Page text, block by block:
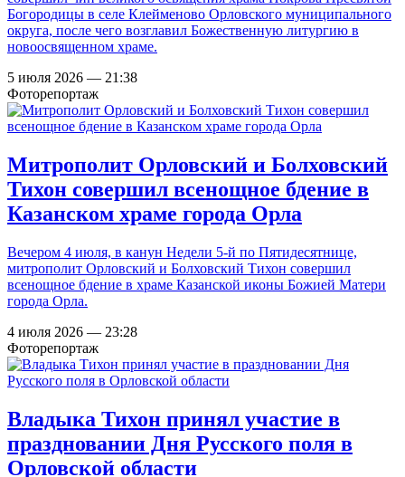
Богородицы в селе Клейменово Орловского муниципального
округа, после чего возглавил Божественную литургию в
новоосвященном храме.
5 июля 2026 — 21:38
Фоторепортаж
Митрополит Орловский и Болховский
Тихон совершил всенощное бдение в
Казанском храме города Орла
Вечером 4 июля, в канун Недели 5-й по Пятидесятнице,
митрополит Орловский и Болховский Тихон совершил
всенощное бдение в храме Казанской иконы Божией Матери
города Орла.
4 июля 2026 — 23:28
Фоторепортаж
Владыка Тихон принял участие в
праздновании Дня Русского поля в
Орловской области